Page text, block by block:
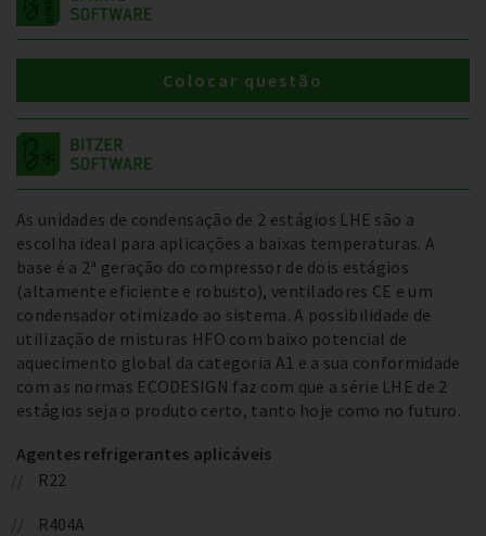
As unidades de condensação de 2 estágios LHE são a
escolha ideal para aplicações a baixas temperaturas. A
base é a 2ª geração do compressor de dois estágios
(altamente eficiente e robusto), ventiladores CE e um
condensador otimizado ao sistema. A possibilidade de
utilização de misturas HFO com baixo potencial de
aquecimento global da categoria A1 e a sua conformidade
com as normas ECODESIGN faz com que a série LHE de 2
estágios seja o produto certo, tanto hoje como no futuro.
Agentes refrigerantes aplicáveis
R22
R404A
Colocar questão